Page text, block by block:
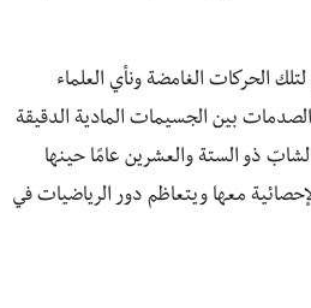
الحركات الغامضة ونأي العلماء
الصدمات بين الجسيمات المادية الدقيقة
الزمان لنحطّ الرحال في عام 1905 لنتابع جهود الشابّ ذو الستة والعشرين عامًا حينها
معها ويتعاظم دور الرياضيات في